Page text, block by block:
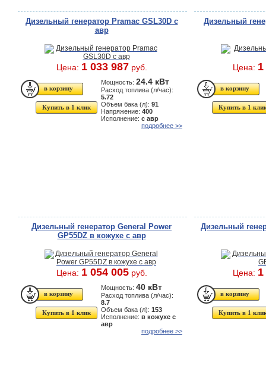
Дизельный генератор Pramac GSL30D с
авр
Цена: 1 033 987руб.
Купить в 1 клик
Мощность: 24.4 кВт
Расход топлива (л/час):
5.72
Объем бака (л): 91
Напряжение: 400
Исполнение: с авр
подробнее >>
Дизельный
Цена:
Купить в 1
Дизельный генератор General Power
GP55DZ в кожухе с авр
Цена: 1 054 005руб.
Купить в 1 клик
Мощность: 40 кВт
Расход топлива (л/час):
8.7
Объем бака (л): 153
Исполнение: в кожухе с
авр
подробнее >>
Дизельный
Цена:
Купить в 1